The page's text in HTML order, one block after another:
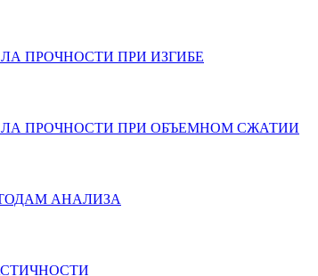
ПРОЧНОСТИ ПРИ ИЗГИБЕ
ПРОЧНОСТИ ПРИ ОБЪЕМНОМ СЖАТИИ
АНАЛИЗА